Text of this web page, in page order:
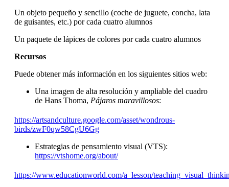
Un objeto pequeño y sencillo (coche de juguete, concha, lata
de guisantes, etc.) por cada cuatro alumnos
Un paquete de lápices de colores por cada cuatro alumnos
Recursos
Puede obtener más información en los siguientes sitios web:
Una imagen de alta resolución y ampliable del cuadro
de Hans Thoma, Pájaros maravillosos:
https://artsandculture.google.com/asset/wondrous-
birds/zwF0qw58CgU6Gg
Estrategias de pensamiento visual (VTS):
https://vtshome.org/about/
https://www.educationworld.com/a_lesson/